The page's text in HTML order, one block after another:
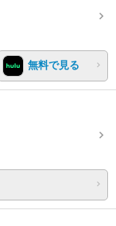
無料で見る